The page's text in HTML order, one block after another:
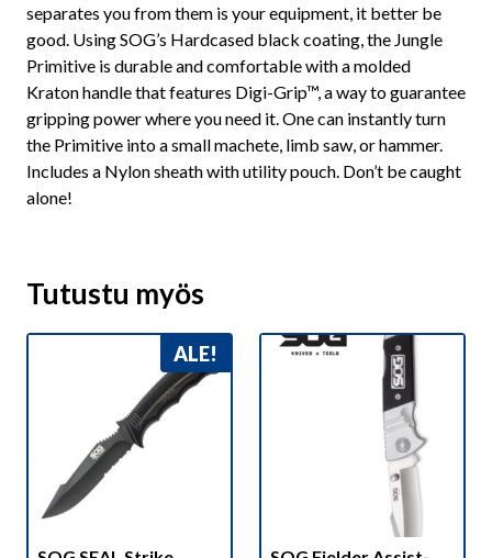
separates you from them is your equipment, it better be
good. Using SOG’s Hardcased black coating, the Jungle
Primitive is durable and comfortable with a molded
Kraton handle that features Digi-Grip™, a way to guarantee
gripping power where you need it. One can instantly turn
the Primitive into a small machete, limb saw, or hammer.
Includes a Nylon sheath with utility pouch. Don’t be caught
alone!
Tutustu myös
ALE!